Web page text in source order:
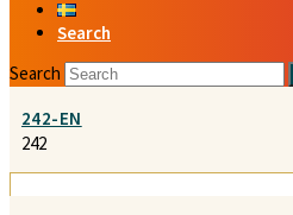
Search
Search
242-EN
242